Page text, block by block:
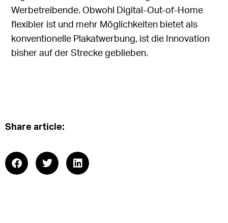
Werbetreibende. Obwohl Digital-Out-of-Home
flexibler ist und mehr Möglichkeiten bietet als
konventionelle Plakatwerbung, ist die Innovation
bisher auf der Strecke geblieben.
Share article: